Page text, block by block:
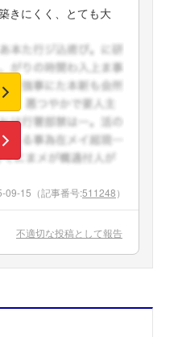
きにくく、とても大
09-15 （記事番号:511248）
不適切な投稿として報告